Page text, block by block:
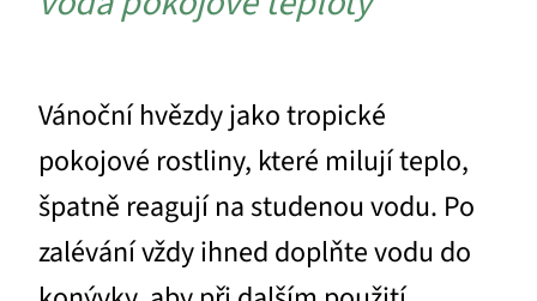
Vánoční hvězdy jako tropické
pokojové rostliny, které milují teplo,
špatně reagují na studenou vodu. Po
zalévání vždy ihned doplňte vodu do